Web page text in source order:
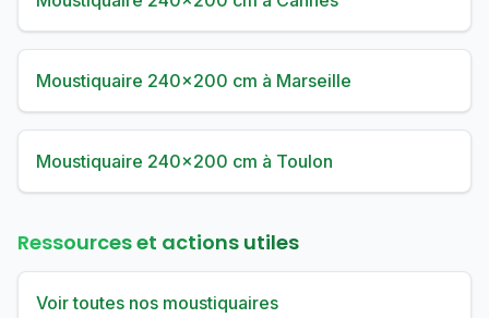
Moustiquaire 240×200 cm à Marseille
Moustiquaire 240×200 cm à Toulon
Ressources et actions utiles
Voir toutes nos moustiquaires